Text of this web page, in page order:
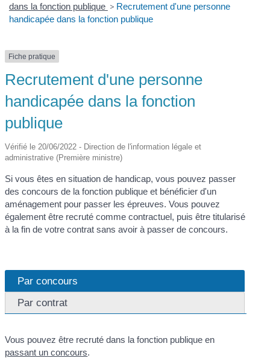
dans la fonction publique > Recrutement d'une personne
handicapée dans la fonction publique
Fiche pratique
Recrutement d'une personne
handicapée dans la fonction
publique
Vérifié le 20/06/2022 - Direction de l'information légale et
administrative (Première ministre)
Si vous êtes en situation de handicap, vous pouvez passer
des concours de la fonction publique et bénéficier d'un
aménagement pour passer les épreuves. Vous pouvez
également être recruté comme contractuel, puis être titularisé
à la fin de votre contrat sans avoir à passer de concours.
Par concours
Par contrat
Vous pouvez être recruté dans la fonction publique en
passant un concours.